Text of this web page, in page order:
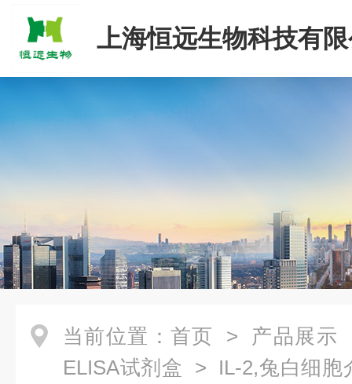
上海恒远生物科技有
当前位置： 首页 > 产品展示
ELISA试剂盒 > IL-2,兔白细胞